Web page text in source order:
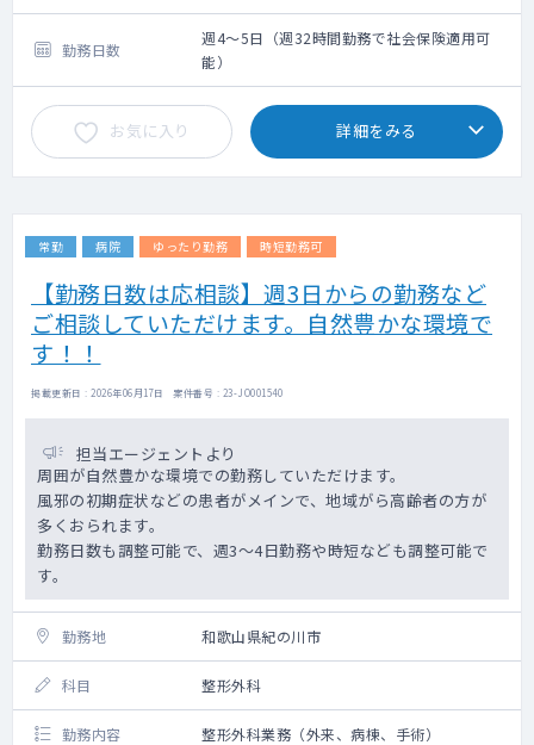
勤務日数
週4～5日（週32時間勤務で社会保険適用可
能）
お気に入り 詳細をみる
常勤 病院 ゆったり勤務 時短勤務可
【勤務日数は応相談】週3日からの勤務など
ご相談していただけます。自然豊かな環境で
す！！
掲載更新日 : 2026年06月17日 案件番号 : 23-JO001540
担当エージェントより
周囲が自然豊かな環境での勤務していただけます。
風邪の初期症状などの患者がメインで、地域がら高齢者の方が
多くおられます。
勤務日数も調整可能で、週3～4日勤務や時短なども調整可能で
す。
勤務地 和歌山県紀の川市
科目 整形外科
勤務内容 整形外科業務（外来、病棟、手術）